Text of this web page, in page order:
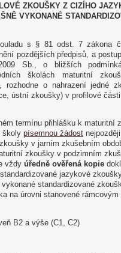
ZKOUŠKY Z CIZÍHO
VYKONANÉ
s § 81 odst. 7 zákona č.
pozdějších předpisů, a
Sb., o bližších
školách maturitní
rozhodne o nahrazení jedné
ústní zkoušky) v profilové
termínu přihlášku k maturitní
školy písemnou žádost
v jarním zkušebním
zkoušky v podzimním
vždy úředně ověřená kopie
jazykové
standardizované
na úrovni stanovené
B2 a výše (C1, C2)